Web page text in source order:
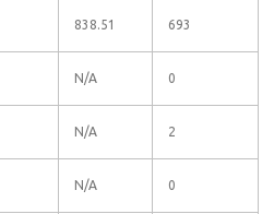
838.51 693
N/A 0
N/A 2
N/A 0